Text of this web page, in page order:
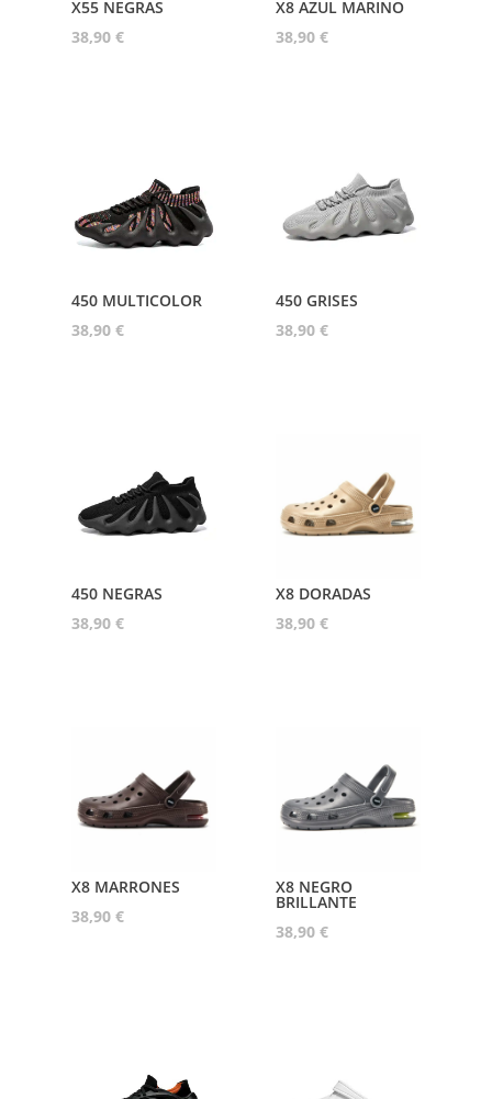
X55 NEGRAS
38,90 €
X8 AZUL MARINO
38,90€
450 MULTICOLOR
38,90 €
450 GRISES
38,90€
450 NEGRAS
38,90 €
X8 DORADAS
38,90€
X8 MARRONES
38,90 €
X8 NEGRO
BRILLANTE
38,90€